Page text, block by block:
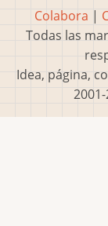
Colabora |
Todas las
Idea, página,